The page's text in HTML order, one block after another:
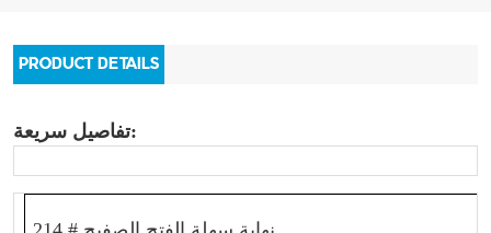
PRODUCT DETAILS
تفاصيل سريعة: